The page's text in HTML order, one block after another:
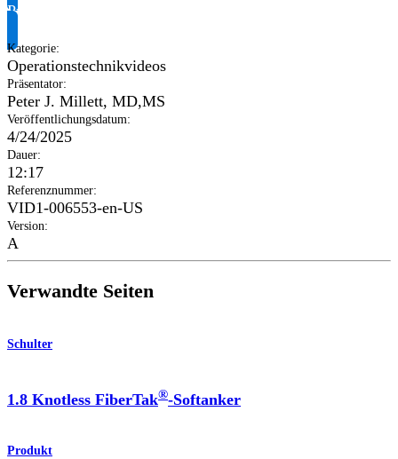
Produktinformationen anfragen
Kategorie:
Operationstechnikvideos
Präsentator:
Peter J. Millett, MD,MS
Veröffentlichungsdatum:
4/24/2025
Dauer:
12:17
Referenznummer:
VID1-006553-en-US
Version:
A
Verwandte Seiten
Schulter
1.8 Knotless FiberTak®-Softanker
Produkt